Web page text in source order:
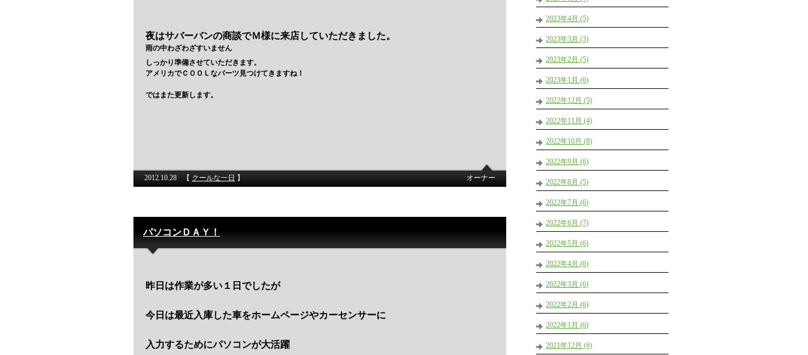
夜はサバーバンの商談でＭ様に来店していただきました。
雨の中わざわざすいません
しっかり準備させていただきます。
アメリカでＣＯＯＬなパーツ見つけてきますね！
ではまた更新します。
2012.10.28 【 クールな一日 】 オーナー
パソコンＤＡＹ！
昨日は作業が多い１日でしたが
今日は最近入庫した車をホームページやカーセンサーに
入力するためにパソコンが大活躍
2023年4月 (5)
2023年3月 (3)
2023年2月 (5)
2023年1月 (6)
2022年12月 (5)
2022年11月 (4)
2022年10月 (8)
2022年9月 (6)
2022年8月 (5)
2022年7月 (6)
2022年6月 (7)
2022年5月 (6)
2022年4月 (6)
2022年3月 (6)
2022年2月 (6)
2022年1月 (6)
2021年12月 (6)